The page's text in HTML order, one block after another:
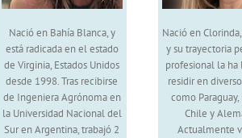
Nació en Bahía Blanca, y
está radicada en el estado
de Virginia, Estados Unidos
desde 1998. Tras recibirse
de Ingeniera Agrónoma en
la Universidad Nacional del
Sur en Argentina, trabajó 2
Nació en
y su trayectoria
profesional la ha
residir en
como Paraguay,
Chile y
Actualmente